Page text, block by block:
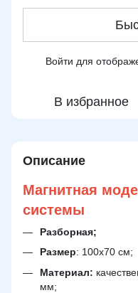
Войти для
В избранное
Описание
Магнитная
системы
Разборная;
Размер: 100х70 см;
Материал:
мм;